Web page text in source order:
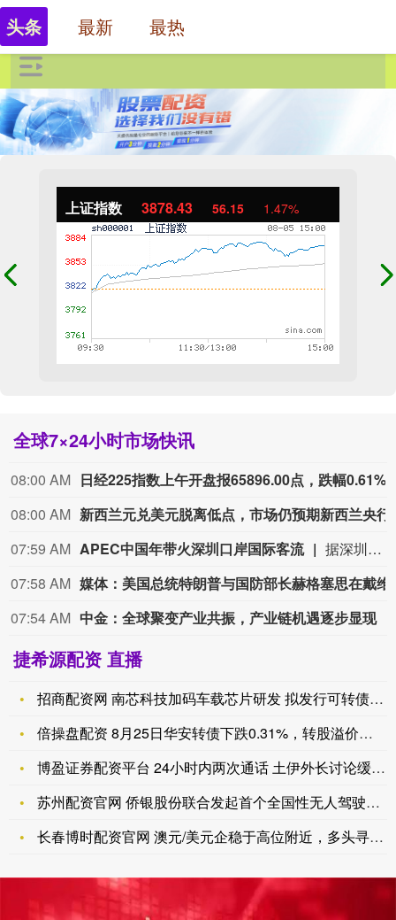
上证指数 3878.43 56.15 1.47%
全球7×24小时市场快讯
08:00 AM
08:00 AM
07:59 AM APEC中国年带火深圳口岸国际客流
据深圳边检总站统计，截至8月4日，经深圳口岸入出境外国人突破500万人次，较2025年提前58天达成。受益于我国免签政策扩容以及APEC会议效应，深圳口岸外籍客流持续走高，其中免签入境占比过半。
07:58 AM
07:54 AM 中金：全球聚变产业共振，产业链机遇逐步显现
捷希源配资 直播
招商配资网 南芯科技加码车载芯片研发 拟发行可转债募资超19
倍操盘配资 8月25日华安转债下跌0.31%，转股溢价率22
博盈证券配资平台 24小时内两次通话 土伊外长讨论缓解地区紧
苏州配资官网 侨银股份联合发起首个全国性无人驾驶与环卫机器人
长春博时配资官网 澳元/美元企稳于高位附近，多头寻求进一步上
头条 最新 最热